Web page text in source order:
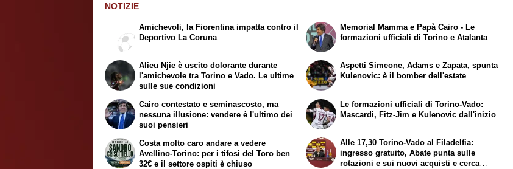
NOTIZIE
Amichevoli, la Fiorentina impatta contro il
Deportivo La Coruna
Alieu Njie è uscito dolorante durante
l'amichevole tra Torino e Vado. Le ultime
sulle sue condizioni
Memorial Mamma e Papà Cairo - Le
formazioni ufficiali di Torino e Atalanta
Aspetti Simeone, Adams e Zapata, spunta
Kulenovic: è il bomber dell'estate
Cairo contestato e seminascosto, ma
nessuna illusione: vendere è l'ultimo dei
suoi pensieri
Costa molto caro andare a vedere
Avellino-Torino: per i tifosi del Toro ben
32€ e il settore ospiti è chiuso
Le formazioni ufficiali di Torino-Vado:
Mascardi, Fitz-Jim e Kulenovic dall'inizio
Alle 17,30 Torino-Vado al Filadelfia:
ingresso gratuito, Abate punta sulle
rotazioni e sui nuovi acquisti e cerca